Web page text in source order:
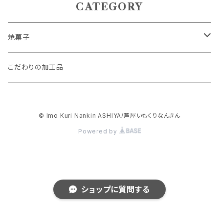
CATEGORY
焼菓子
パウンドケーキ
こだわりの加工品
© Imo Kuri Nankin ASHIYA/芦屋いもくりなんきん
Powered by
ショップに質問する